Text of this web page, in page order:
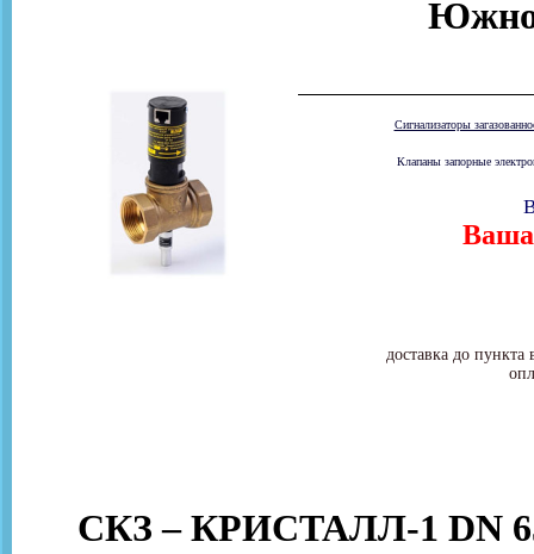
Сигнализаторы
Клапаны запорные
Ваша
доставка до
СКЗ – КРИСТАЛЛ-1 DN